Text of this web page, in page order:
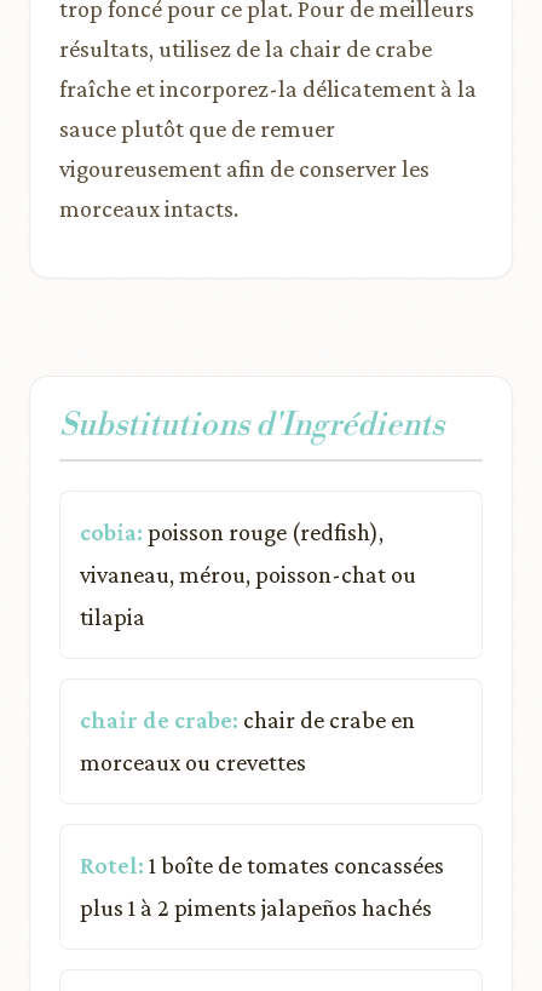
trop foncé pour ce plat. Pour de meilleurs
résultats, utilisez de la chair de crabe
fraîche et incorporez-la délicatement à la
sauce plutôt que de remuer
vigoureusement afin de conserver les
morceaux intacts.
Substitutions d'Ingrédients
cobia: poisson rouge (redfish),
vivaneau, mérou, poisson-chat ou
tilapia
chair de crabe: chair de crabe en
morceaux ou crevettes
Rotel: 1 boîte de tomates concassées
plus 1 à 2 piments jalapeños hachés